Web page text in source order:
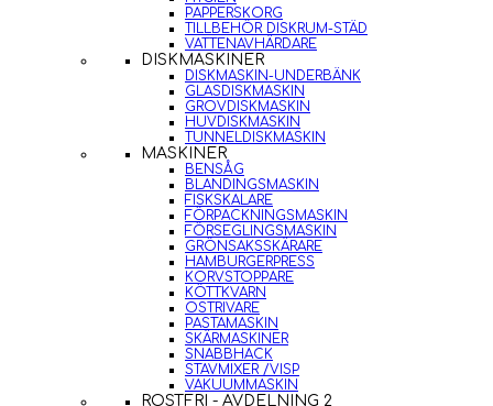
PAPPERSKORG
TILLBEHÖR DISKRUM-STÄD
VATTENAVHÄRDARE
DISKMASKINER
DISKMASKIN-UNDERBÄNK
GLASDISKMASKIN
GROVDISKMASKIN
HUVDISKMASKIN
TUNNELDISKMASKIN
MASKINER
BENSÅG
BLANDINGSMASKIN
FISKSKALARE
FÖRPACKNINGSMASKIN
FÖRSEGLINGSMASKIN
GRÖNSAKSSKÄRARE
HAMBURGERPRESS
KORVSTOPPARE
KÖTTKVARN
OSTRIVARE
PASTAMASKIN
SKÄRMASKINER
SNABBHACK
STAVMIXER /VISP
VAKUUMMASKIN
ROSTFRI - AVDELNING 2